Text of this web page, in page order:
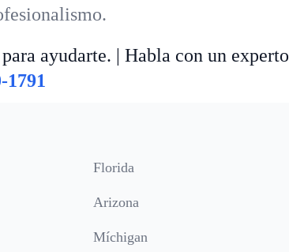
ayudarte. | Habla con un experto
1791
Florida
Arizona
Míchigan